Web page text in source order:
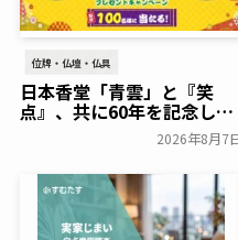
位牌・仏壇・仏具
日本香堂「青雲」と『笑
点』、共に60年を記念した
初コラボ！オリジナルグッ
ズのプレゼントキャンペー
ンを実施～日本香堂～
一般公開
2026年8月7